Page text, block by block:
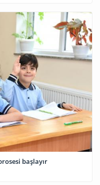
başlayır